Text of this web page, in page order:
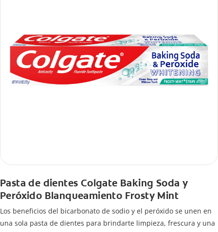
Pasta de dientes Colgate Baking Soda y
Peróxido Blanqueamiento Frosty Mint
Los beneficios del bicarbonato de sodio y el peróxido se unen en
una sola pasta de dientes para brindarte limpieza, frescura y una